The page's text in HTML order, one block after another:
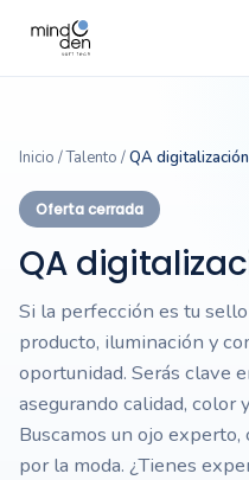
Inicio /Talento /QA
Oferta cerrada
QA
Si la perfección es tu
producto, iluminación y
oportunidad. Serás clave
asegurando calidad, color
Buscamos un ojo
por la moda. ¿Tienes